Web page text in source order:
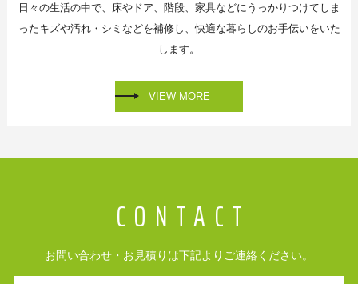
日々の生活の中で、床やドア、階段、家具などに うっかりつけてしま
ったキズや汚れ・シミなどを補修し、快適な暮らしのお手伝いをいた
します。
VIEW MORE
お問い合わせ・お見積りは下記よりご連絡ください。